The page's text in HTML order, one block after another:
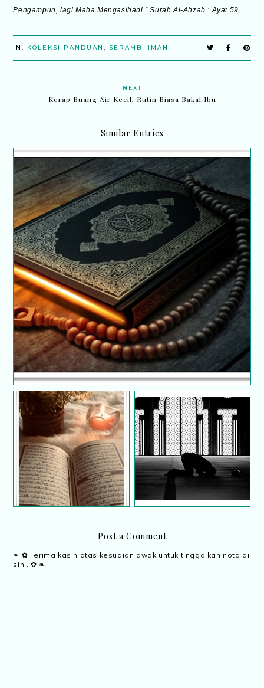
Pengampun, lagi Maha Mengasihani.” Surah Al-Ahzab : Ayat 59
IN: KOLEKSI PANDUAN, SERAMBI IMAN
NEXT
Kerap Buang Air Kecil, Rutin Biasa Bakal Ibu
Similar Entries
Ibadah Puasa dan Anugerah
Ramadhan Bulan Ibadah
Menolong Saudara Yang
Zalim dan Dizalimi
Post a Comment
❧ ✿ Terima kasih atas kesudian awak untuk tinggalkan nota di
sini..✿ ❧